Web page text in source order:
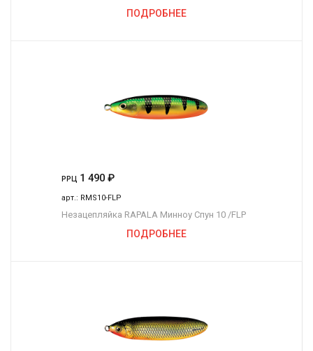
ПОДРОБНЕЕ
РРЦ 1 490 ₽
арт.: RMS10-FLP
Незацепляйка RAPALA Минноу Спун 10 /FLP
ПОДРОБНЕЕ